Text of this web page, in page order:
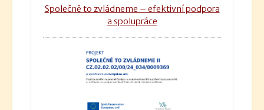
Společně to zvládneme – efektivní podpora
a spolupráce